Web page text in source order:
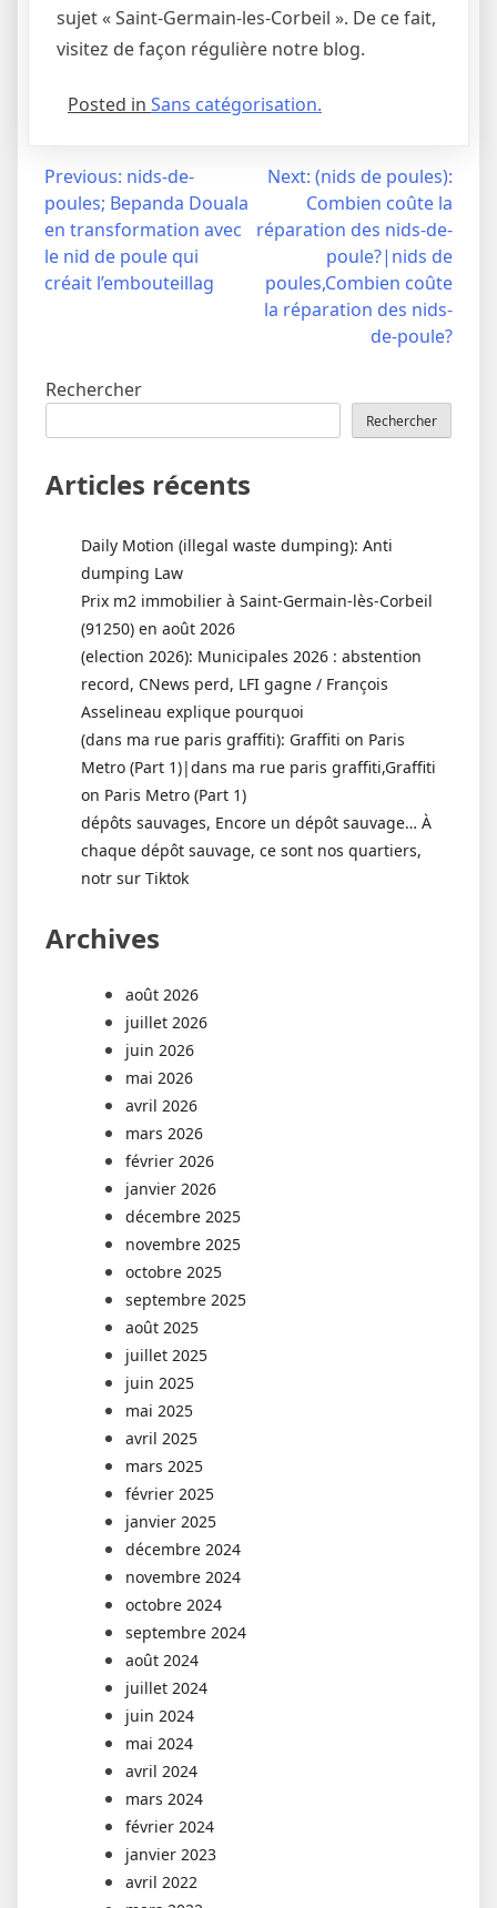
sujet « Saint-Germain-les-Corbeil ». De ce fait,
visitez de façon régulière notre blog.
Posted in Sans catégorisation.
Navigation
l’article
Previous: nids-de-
poules; Bepanda Douala
en transformation avec
le nid de poule qui
créait l’embouteillag
Next: (nids de poules):
Combien coûte la
réparation des nids-de-
poule?|nids de
poules,Combien coûte
la réparation des nids-
de-poule?
Rechercher
Rechercher
Articles récents
Daily Motion (illegal waste dumping): Anti
dumping Law
Prix m2 immobilier à Saint-Germain-lès-Corbeil
(91250) en août 2026
(election 2026): Municipales 2026 : abstention
record, CNews perd, LFI gagne / François
Asselineau explique pourquoi
(dans ma rue paris graffiti): Graffiti on Paris
Metro (Part 1)|dans ma rue paris graffiti,Graffiti
on Paris Metro (Part 1)
dépôts sauvages, Encore un dépôt sauvage… À
chaque dépôt sauvage, ce sont nos quartiers,
notr sur Tiktok
Archives
août 2026
juillet 2026
juin 2026
mai 2026
avril 2026
mars 2026
février 2026
janvier 2026
décembre 2025
novembre 2025
octobre 2025
septembre 2025
août 2025
juillet 2025
juin 2025
mai 2025
avril 2025
mars 2025
février 2025
janvier 2025
décembre 2024
novembre 2024
octobre 2024
septembre 2024
août 2024
juillet 2024
juin 2024
mai 2024
avril 2024
mars 2024
février 2024
janvier 2023
avril 2022